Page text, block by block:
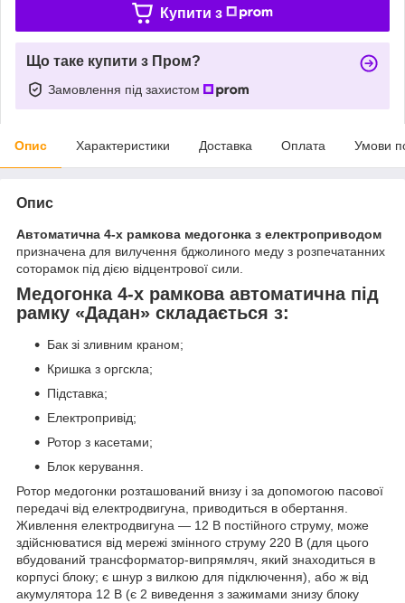
Купити з
Що таке купити з Пром?
Замовлення під захистом
Опис Характеристики Доставка Оплата Умови
Опис
Автоматична 4-х рамкова медогонка з електроприводом
призначена для вилучення бджолиного меду з розпечатанних
соторамок під дією відцентрової сили.
Медогонка 4-х рамкова автоматична під
рамку «Дадан» складається з:
Бак зі зливним краном;
Кришка з оргскла;
Підставка;
Електропривід;
Ротор з касетами;
Блок керування.
Ротор медогонки розташований внизу і за допомогою пасової
передачі від електродвигуна, приводиться в обертання.
Живлення електродвигуна — 12 В постійного струму, може
здійснюватися від мережі змінного струму 220 В (для цього
вбудований трансформатор-випрямляч, який знаходиться в
корпусі блоку; є шнур з вилкою для підключення), або ж від
акумулятора 12 В (є 2 виведення з зажимами знизу блоку